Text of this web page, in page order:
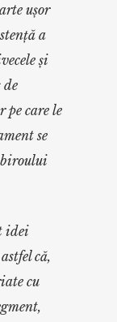
ușor
a
și
de
pe care le
se
biroului
idei
că,
cu